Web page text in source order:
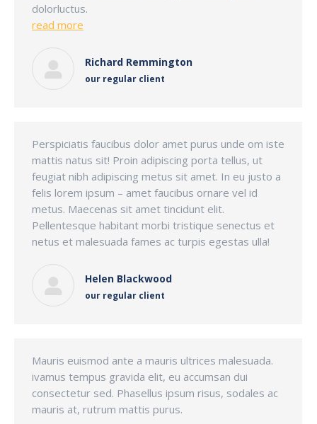
dolorluctus.
read more
Richard Remmington
our regular client
Perspiciatis faucibus dolor amet purus unde om iste
mattis natus sit! Proin adipiscing porta tellus, ut
feugiat nibh adipiscing metus sit amet. In eu justo a
felis lorem ipsum – amet faucibus ornare vel id
metus. Maecenas sit amet tincidunt elit.
Pellentesque habitant morbi tristique senectus et
netus et malesuada fames ac turpis egestas ulla!
Helen Blackwood
our regular client
Mauris euismod ante a mauris ultrices malesuada.
ivamus tempus gravida elit, eu accumsan dui
consectetur sed. Phasellus ipsum risus, sodales ac
mauris at, rutrum mattis purus.